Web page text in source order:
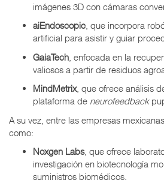
imágenes 3D con cámaras
aiEndoscopic , que incorpora
artificial para asistir y guiar
GaiaTech , enfocada en la
valiosos a partir de residuos
MindMetrix, que ofrece análisis
plataforma de neurofeedback
A su vez, entre las empresas
como:
Noxgen Labs, que ofrece
investigación en biotecnología
suministros biomédicos.